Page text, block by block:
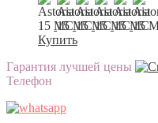
Купить
Гарантия лучшей цены
Телефон